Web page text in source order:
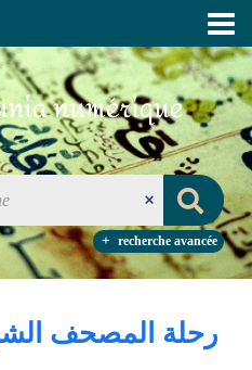
recherche avancée
رحلة المصحف